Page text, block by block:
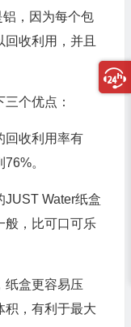
，因为每个包
收利用，并且
个优点：
回收利用率有
。
JUST Water纸盒
般，比可口可乐
纸盒更容易压
积，有利于最大